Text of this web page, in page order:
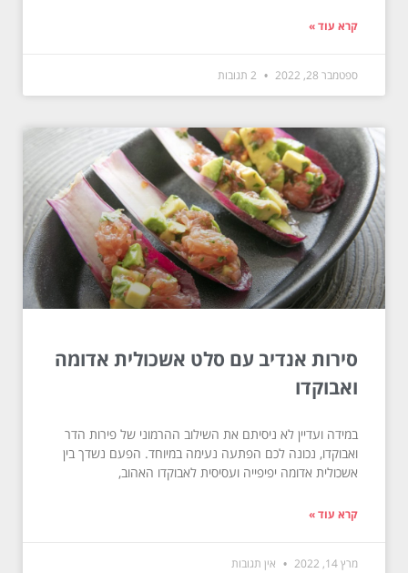
קרא עוד »
ספטמבר 28, 2022
סירות אנדיב עם סלט אשכולית אדומה
ואבוקדו
במידה ועדיין לא ניסיתם את השילוב ההרמוני של פירות הדר
ואבוקדו, נכונה לכם הפתעה נעימה במיוחד. הפעם נשדך בין
אשכולית אדומה יפיפייה ועסיסית לאבוקדו האהוב,
קרא עוד »
מרץ 14, 2022 אין תגובות